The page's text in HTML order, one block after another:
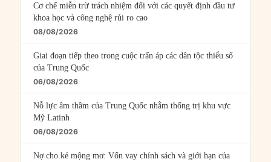
Cơ chế miễn trừ trách nhiệm đối với các quyết định đầu tư
khoa học và công nghệ rủi ro cao
08/08/2026
Giai đoạn tiếp theo trong cuộc trấn áp các dân tộc thiểu số
của Trung Quốc
06/08/2026
Nỗ lực âm thầm của Trung Quốc nhằm thống trị khu vực
Mỹ Latinh
06/08/2026
Nợ cho kẻ mộng mơ: Vốn vay chính sách và giới hạn của